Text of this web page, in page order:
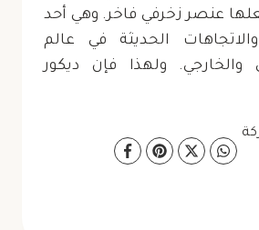
عنصر زخرفي فاخر. وهي أحد
والاتجاهات الحديثة في عالم
والخارجي. ولهذا فإن ديكور